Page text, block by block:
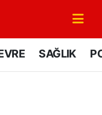
SAĞLIK